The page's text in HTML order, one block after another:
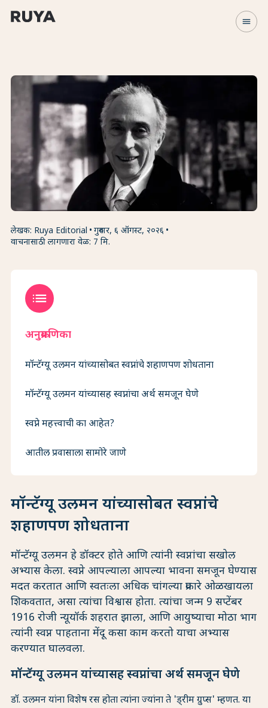
menu
लेखक: Ruya Editorial
गुरुवार, ६ ऑगस्ट, २०२६
वाचनासाठी लागणारा वेळ: 7 मि.
मॉन्टॅग्यू उलमन यांच्यासोबत स्वप्नांचे
शहाणपण शोधताना
मॉन्टॅग्यू उलमन हे डॉक्टर होते आणि त्यांनी स्वप्नांचा सखोल
अभ्यास केला. स्वप्ने आपल्याला आपल्या भावना समजून घेण्यास
मदत करतात आणि स्वतःला अधिक चांगल्या प्रकारे ओळखायला
शिकवतात, असा त्यांचा विश्वास होता. त्यांचा जन्म 9 सप्टेंबर
1916 रोजी न्यूयॉर्क शहरात झाला, आणि आयुष्याचा मोठा भाग
त्यांनी स्वप्न पाहताना मेंदू कसा काम करतो याचा अभ्यास
करण्यात घालवला.
मॉन्टॅग्यू उलमन यांच्यासह स्वप्नांचा अर्थ समजून घेणे
डॉ. उलमन यांना विशेष रस होता त्यांना ज्यांना ते 'ड्रीम ग्रुप्स' म्हणत. या
list
अनुक्रमणिका
मॉन्टॅग्यू उलमन यांच्यासोबत स्वप्नांचे शहाणपण शोधताना
मॉन्टॅग्यू उलमन यांच्यासह स्वप्नांचा अर्थ समजून घेणे
स्वप्ने महत्त्वाची का आहेत?
आतील प्रवासाला सामोरे जाणे